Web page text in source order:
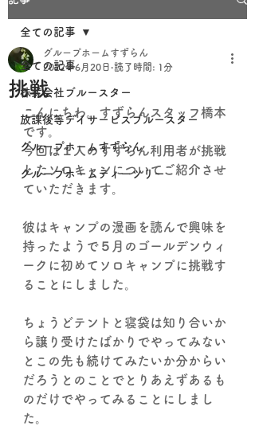
全ての記事
株式会社ブルースター
放課後等デイサービスブルースター
グループホームすずらん
グループホームティーツリー
全ての記事
挑戦
グループホームすずらん
2022年6月20日 読了時間: 1分
こんにちわ。すずらんスタッフ橋本
です。
今回は１人のすずらん利用者が挑戦
したソロキャンについてご紹介させ
ていただきます。
彼はキャンプの漫画を読んで興味を
持ったようで５月のゴールデンウィ
ークに初めてソロキャンプに挑戦す
ることにしました。
ちょうどテントと寝袋は知り合いか
ら譲り受けたばかりでやってみない
とこの先も続けてみたいか分からい
だろうとのことでとりあえずあるも
のだけでやってみることにしまし
た。